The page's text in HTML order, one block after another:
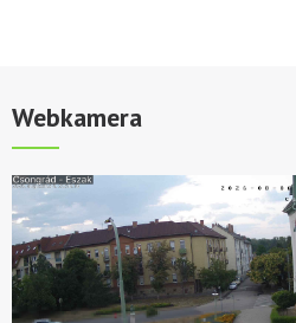
Webkamera